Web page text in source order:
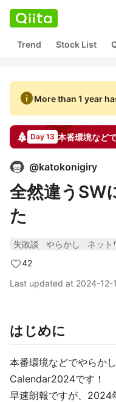
Trend Stock List
infoMore than 1 year
Day 13 本番環境など
@katokonigiry
全然違うSW
た
失敗談 やらかし
ネット
42
Last updated at 2024-12-
はじめに
本番環境などでやらか
Calendar2024です！
早速朗報ですが、2024